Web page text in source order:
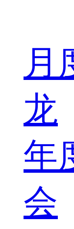
月
龙
年
会